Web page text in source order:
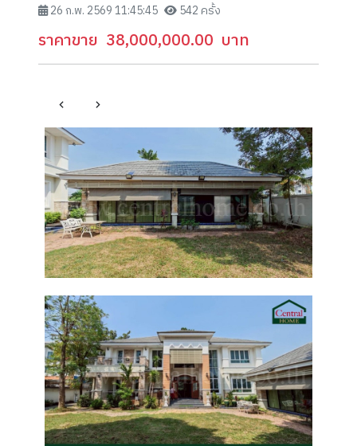
26 ก.พ. 2569 11:45:45 542 ครั้ง
ราคาขาย 38,000,000.00 บาท